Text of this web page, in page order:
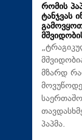
რომის
ტანჯვას
მზარდ
პაპმა.